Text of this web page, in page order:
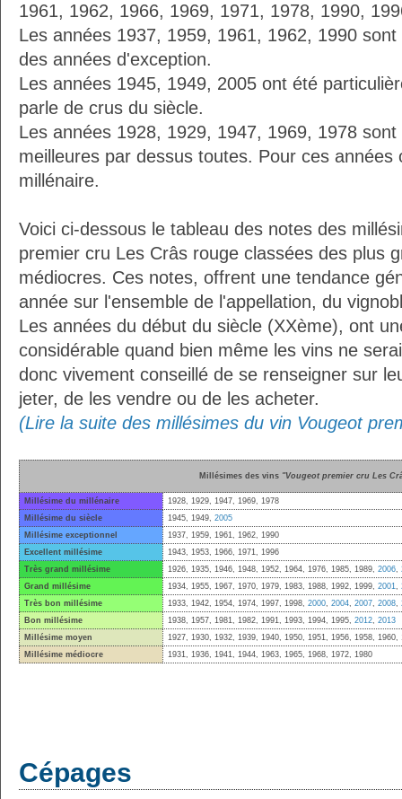
1961, 1962, 1966, 1969, 1971, 1978, 1990,
Les années 1937, 1959, 1961, 1962, 1990
des années d'exception.
Les années 1945, 1949, 2005 ont été
parle de crus du siècle.
Les années 1928, 1929, 1947, 1969, 1978
meilleures par dessus toutes. Pour ces années
millénaire.
Voici ci-dessous le tableau des notes des
premier cru Les Crâs rouge classées des plus
médiocres. Ces notes, offrent une tendance
année sur l'ensemble de l'appellation, du
Les années du début du siècle (XXème), ont
considérable quand bien même les vins ne
donc vivement conseillé de se renseigner sur
jeter, de les vendre ou de les acheter.
(Lire la suite des millésimes du vin Vougeot
Millésimes des vins "Vougeot premier cru Les
Millésime du millénaire
1928, 1929, 1947, 1969, 1978
Millésime du siècle
1945, 1949, 2005
Millésime exceptionnel
1937, 1959, 1961, 1962, 1990
Excellent millésime
1943, 1953, 1966, 1971, 1996
Très grand millésime
1926, 1935, 1946, 1948, 1952, 1964, 1976, 1985, 1989, 2006,
Grand millésime
1934, 1955, 1967, 1970, 1979, 1983, 1988, 1992, 1999, 2001,
Très bon millésime
1933, 1942, 1954, 1974, 1997, 1998, 2000, 2004, 2007, 2008,
Bon millésime
1938, 1957, 1981, 1982, 1991, 1993, 1994, 1995, 2012, 2013
Millésime moyen
1927, 1930, 1932, 1939, 1940, 1950, 1951, 1956, 1958,
Millésime médiocre
1931, 1936, 1941, 1944, 1963, 1965, 1968, 1972, 1980
Cépages